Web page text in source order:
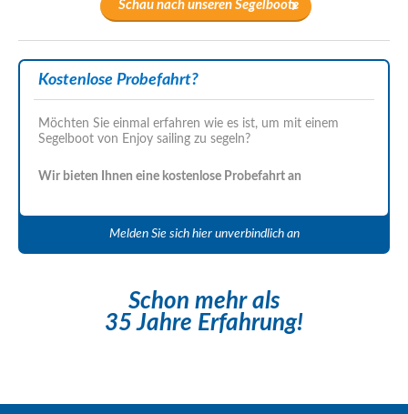
Schau nach unseren Segelboote
Kostenlose Probefahrt?
Möchten Sie einmal erfahren wie es ist, um mit einem
Segelboot von Enjoy sailing zu segeln?
Wir bieten Ihnen eine kostenlose Probefahrt an
Melden Sie sich hier unverbindlich an
Schon mehr als
35 Jahre Erfahrung!